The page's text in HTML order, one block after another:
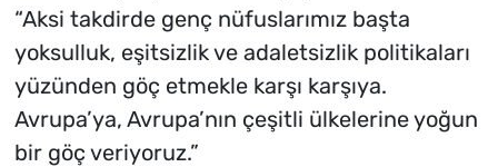
“Aksi takdirde genç nüfuslarımız başta
yoksulluk, eşitsizlik ve adaletsizlik politikaları
yüzünden göç etmekle karşı karşıya.
Avrupa’ya, Avrupa’nın çeşitli ülkelerine yoğun
bir göç veriyoruz.”